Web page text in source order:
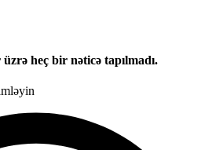
heç bir nəticə tapılmadı.